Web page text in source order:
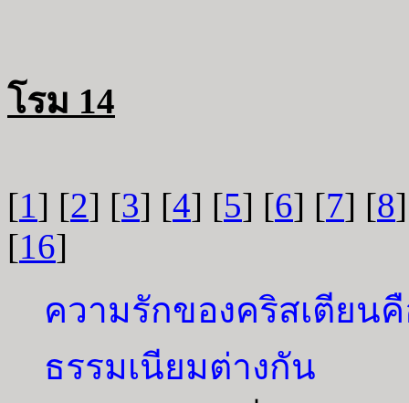
โรม 14
[1] [2] [3] [4] [5] [6] [7] [8
[16]
ความรักของคริสเตียน
ธรรมเนียมต่างกัน